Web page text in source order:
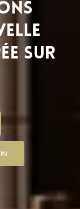
sur